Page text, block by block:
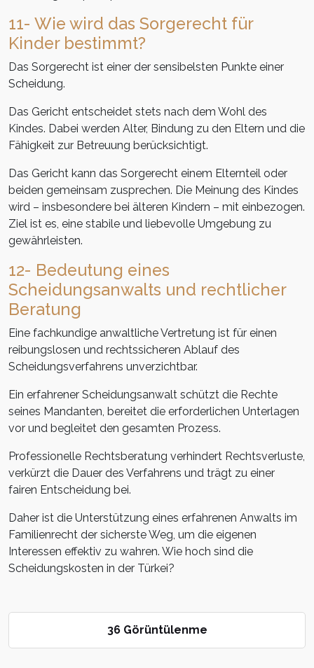
11- Wie wird das Sorgerecht für
Kinder bestimmt?
Das Sorgerecht ist einer der sensibelsten Punkte einer
Scheidung.
Das Gericht entscheidet stets nach dem Wohl des
Kindes. Dabei werden Alter, Bindung zu den Eltern und die
Fähigkeit zur Betreuung berücksichtigt.
Das Gericht kann das Sorgerecht einem Elternteil oder
beiden gemeinsam zusprechen. Die Meinung des Kindes
wird – insbesondere bei älteren Kindern – mit einbezogen.
Ziel ist es, eine stabile und liebevolle Umgebung zu
gewährleisten.
12- Bedeutung eines
Scheidungsanwalts und rechtlicher
Beratung
Eine fachkundige anwaltliche Vertretung ist für einen
reibungslosen und rechtssicheren Ablauf des
Scheidungsverfahrens unverzichtbar.
Ein erfahrener Scheidungsanwalt schützt die Rechte
seines Mandanten, bereitet die erforderlichen Unterlagen
vor und begleitet den gesamten Prozess.
Professionelle Rechtsberatung verhindert Rechtsverluste,
verkürzt die Dauer des Verfahrens und trägt zu einer
fairen Entscheidung bei.
Daher ist die Unterstützung eines erfahrenen Anwalts im
Familienrecht der sicherste Weg, um die eigenen
Interessen effektiv zu wahren. Wie hoch sind die
Scheidungskosten in der Türkei?
36 Görüntülenme